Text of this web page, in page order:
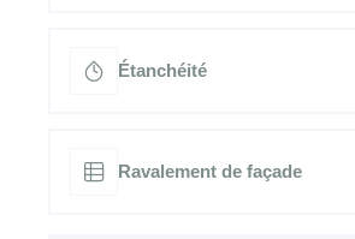
Étanchéité
Ravalement de façade